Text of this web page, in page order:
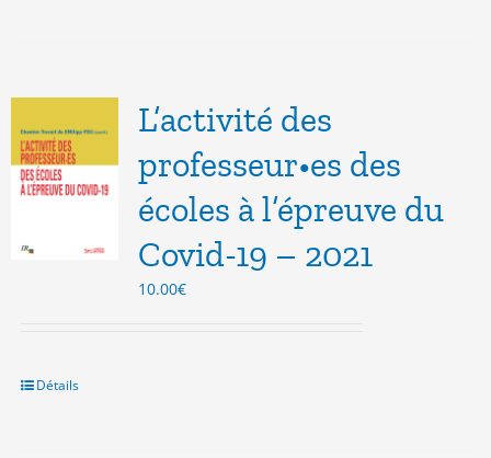
L’activité des
professeur•es des
écoles à l’épreuve du
Covid-19 – 2021
10.00€
Détails